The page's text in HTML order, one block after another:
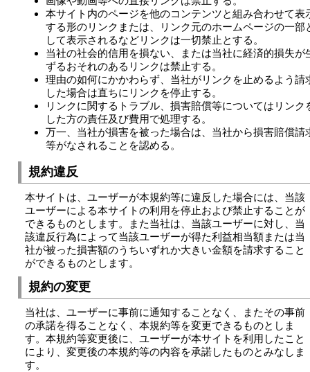
本サイト内のページを他のコンテンツと組み合わせて表
する形のリンクまたは、リンク元のホームページの一部
して表示されるなどリンクは一切禁止とする。
当社の社会的信用を損ない、または当社に経済的損失が
ずるおそれのあるリンクは禁止する。
理由の如何にかかわらず、当社がリンクを止めるよう請
した場合は直ちにリンクを停止する。
リンクに関するトラブル、損害賠償等についてはリンク
した方の責任及び費用で処理する。
万一、当社が損害を被った場合は、当社から損害賠償請
等がなされることを認める。
規約違反
本サイトは、ユーザーが本規約等に違反した場合には、当該
ユーザーによる本サイトの利用を停止および禁止することが
できるものとします。また当社は、当該ユーザーに対し、当
該違反行為によって当該ユーザーが得た利益相当額または当
社が被った損害額のうちいずれか大きい金額を請求すること
ができるものとします。
規約の変更
当社は、ユーザーに事前に通知することなく、またその事前
の承諾を得ることなく、本規約等を変更できるものとしま
す。本規約等変更後に、ユーザーが本サイトを利用したこと
により、変更後の本規約等の内容を承諾したものとみなしま
す。